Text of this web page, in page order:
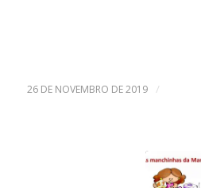
26 DE NOVEMBRO DE 2019 /